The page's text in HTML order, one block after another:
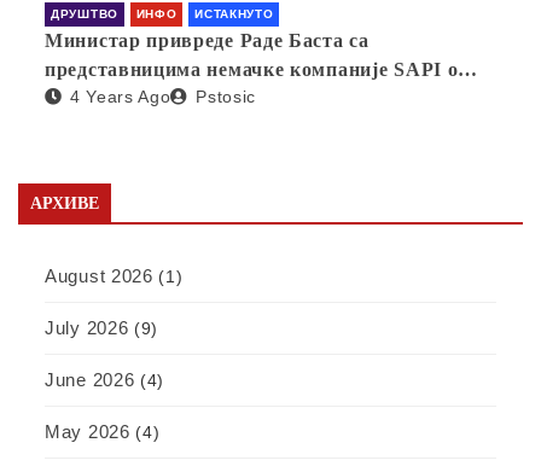
ДРУШТВО ИНФО ИСТАКНУТО
Министар привреде Раде Баста са
представницима немачке компаније SAPI о
отварању фабрике у Србији
4 Years Ago Pstosic
АРХИВЕ
August 2026 (1)
July 2026 (9)
June 2026 (4)
May 2026 (4)